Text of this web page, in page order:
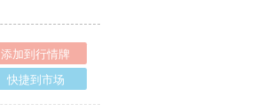
添加到行情牌
快捷到市场